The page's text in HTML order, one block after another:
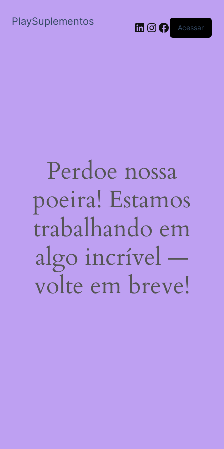
PlaySuplementos LinkedIn
Instagram
Facebook
Acessar
Perdoe nossa
poeira! Estamos
trabalhando em
algo incrível —
volte em breve!